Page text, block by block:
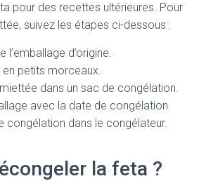
pour des recettes ultérieures. Pour
suivez les étapes ci-dessous :
l’emballage d’origine.
petits morceaux.
dans un sac de congélation.
avec la date de congélation.
congélation dans le congélateur.
la feta ?